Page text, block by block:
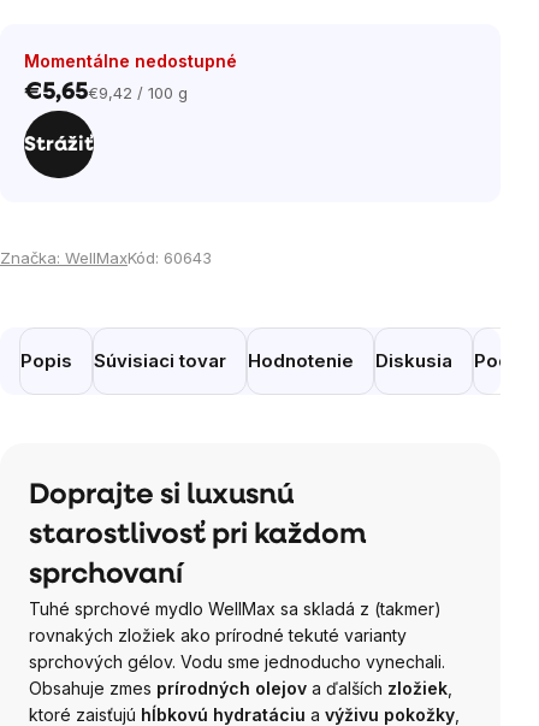
Momentálne nedostupné
€5,65Jednotková
cena:
€9,42 / 100 g
Strážiť
Značka: WellMaxKód: 60643
Popis Súvisiaci tovar Hodnotenie Diskusia
Doprajte si luxusnú
starostlivosť pri každom
sprchovaní
Tuhé sprchové mydlo WellMax sa skladá z (takmer)
rovnakých zložiek ako prírodné tekuté varianty
sprchových gélov. Vodu sme jednoducho vynechali.
Obsahuje zmes prírodných olejov a ďalších zložiek
ktoré zaisťujú hĺbkovú hydratáciu a výživu pokožky